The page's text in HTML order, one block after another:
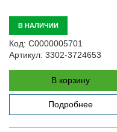
В НАЛИЧИИ
Код: С0000005701
Артикул: 3302-3724653
В корзину
Подробнее